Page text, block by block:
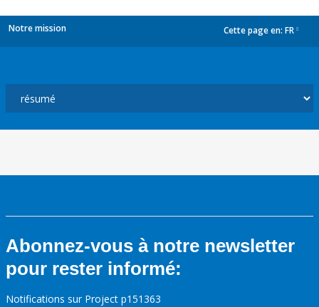
Notre mission Cette page en: FR
Abonnez-vous à notre newsletter
pour rester informé:
Notifications sur Project p151363